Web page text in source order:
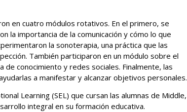
en cuatro módulos rotativos. En el primero, se
la importancia de la comunicación y cómo lo que
la sonoterapia, una práctica que las
También participaron en un módulo sobre el
conocimiento y redes sociales. Finalmente, las
a manifestar y alcanzar objetivos personales.
Learning (SEL) que cursan las alumnas de Middle,
integral en su formación educativa.